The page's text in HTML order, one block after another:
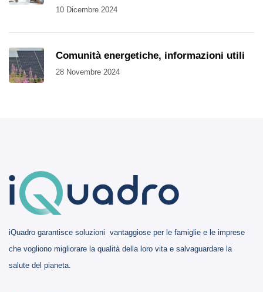
10 Dicembre 2024
Comunità energetiche, informazioni utili
28 Novembre 2024
iQuadro garantisce soluzioni vantaggiose per le famiglie e le imprese
che vogliono migliorare la qualità della loro vita e salvaguardare la
salute del pianeta.